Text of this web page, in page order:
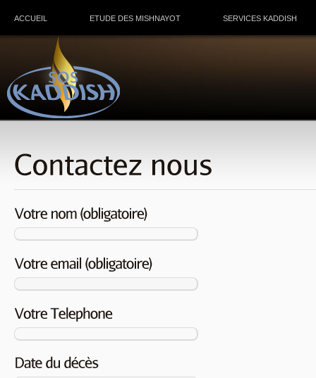
ACCUEIL ETUDE DES MISHNAYOT SERVICES KADDISH